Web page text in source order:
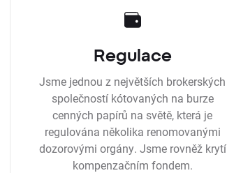
Regulace
Jsme jednou z největších brokerských
společností kótovaných na burze
cenných papírů na světě, která je
regulována několika renomovanými
dozorovými orgány. Jsme rovněž krytí
kompenzačním fondem.